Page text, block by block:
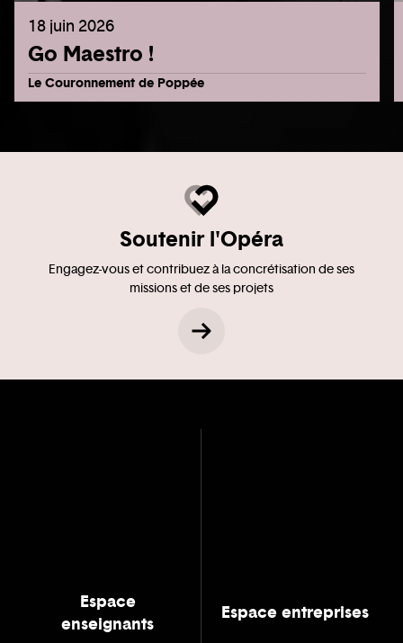
18 juin 2026
Go Maestro !
Le Couronnement de Poppée
Soutenir l'Opéra
Engagez-vous et contribuez à la concrétisation de ses
missions et de ses projets
Espace
enseignants
Espace entreprises